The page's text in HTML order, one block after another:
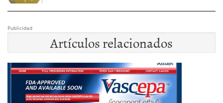
Publicidad
Artículos relacionados